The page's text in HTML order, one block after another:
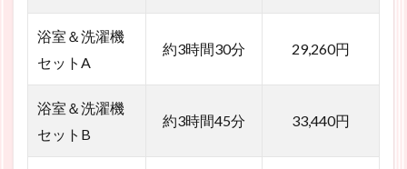
浴室＆洗濯機
セットA
約3時間30分 29,260円
浴室＆洗濯機
セットB
約3時間45分 33,440円